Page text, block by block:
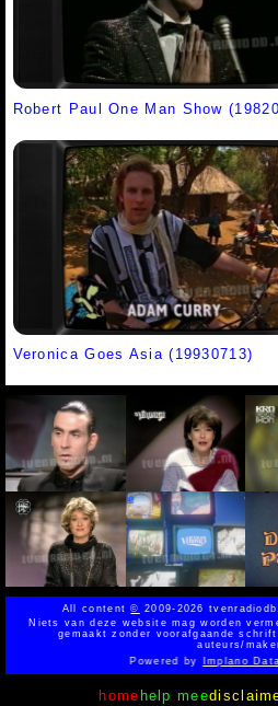
Robert Paul One Man Show
Veronica Goes Asia (19930713)
All content© 2009-2026
Niets van deze website mag worden
gemaakt zonder voorafgaande
auteurs/
Powered byImplano
home help mee